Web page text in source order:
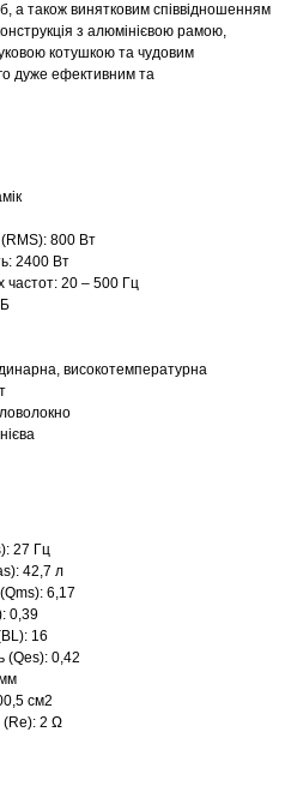
а також винятковим співвідношенням
з алюмінієвою рамою,
котушкою та чудовим
дуже ефективним та
(RMS): 800 Вт
2400 Вт
частот: 20 – 500 Гц
високотемпературна
27 Гц
42,7 л
6,17
0,39
16
(Qes): 0,42
cм2
(Re): 2 Ω